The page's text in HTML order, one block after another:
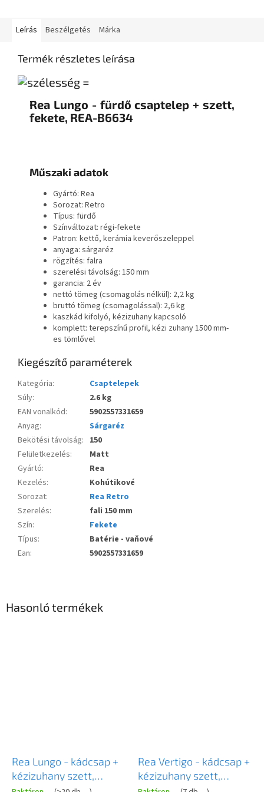
Leírás Beszélgetés Márka
Termék részletes leírása
Rea Lungo - fürdő csaptelep + szett,
fekete, REA-B6634
Műszaki adatok
Gyártó: Rea
Sorozat: Retro
Típus: fürdő
Színváltozat: régi-fekete
Patron: kettő, kerámia keverőszeleppel
anyaga: sárgaréz
rögzítés: falra
szerelési távolság: 150 mm
garancia: 2 év
nettó tömeg (csomagolás nélkül): 2,2 kg
bruttó tömeg (csomagolással): 2,6 kg
kaszkád kifolyó, kézizuhany kapcsoló
komplett: terepszínű profil, kézi zuhany 1500 mm-
es tömlővel
Kiegészítő paraméterek
Kategória:
Csaptelepek
Súly:
2.6 kg
EAN vonalkód:
5902557331659
Anyag:
Sárgaréz
Bekötési távolság: 150
Felületkezelés:
Matt
Gyártó:
Rea
Kezelés:
Kohútikové
Sorozat:
Rea Retro
Szerelés:
fali 150 mm
Szín:
Fekete
Típus:
Batérie - vaňové
Ean: 5902557331659
Hasonló termékek
Rea Lungo - kádcsap +
kézizuhany szett,
Rea Vertigo - kádcsap +
kézizuhany szett,